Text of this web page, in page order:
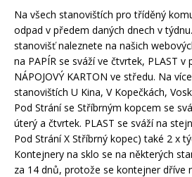
Na všech stanovištích pro tříděný
odpad v předem daných dnech v
stanovišť naleznete na našich
na PAPÍR se sváží ve čtvrtek, PLAST v
NÁPOJOVÝ KARTON ve středu. Na
stanovištích U Kina, V Kopečkách,
Pod Strání se Stříbrným kopcem se
úterý a čtvrtek. PLAST se sváží na
Pod Strání X Stříbrný kopec) také 2 x
Kontejnery na sklo se na některých
za 14 dnů, protože se kontejner dříve